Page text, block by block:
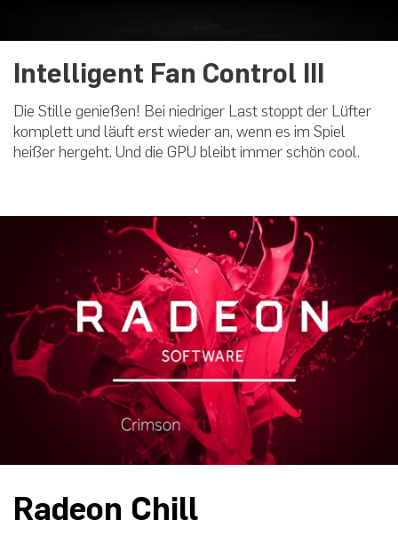
Intelligent Fan Control III
Die Stille genießen! Bei niedriger Last stoppt der Lüfter
komplett und läuft erst wieder an, wenn es im Spiel
heißer hergeht. Und die GPU bleibt immer schön cool.
Radeon Chill